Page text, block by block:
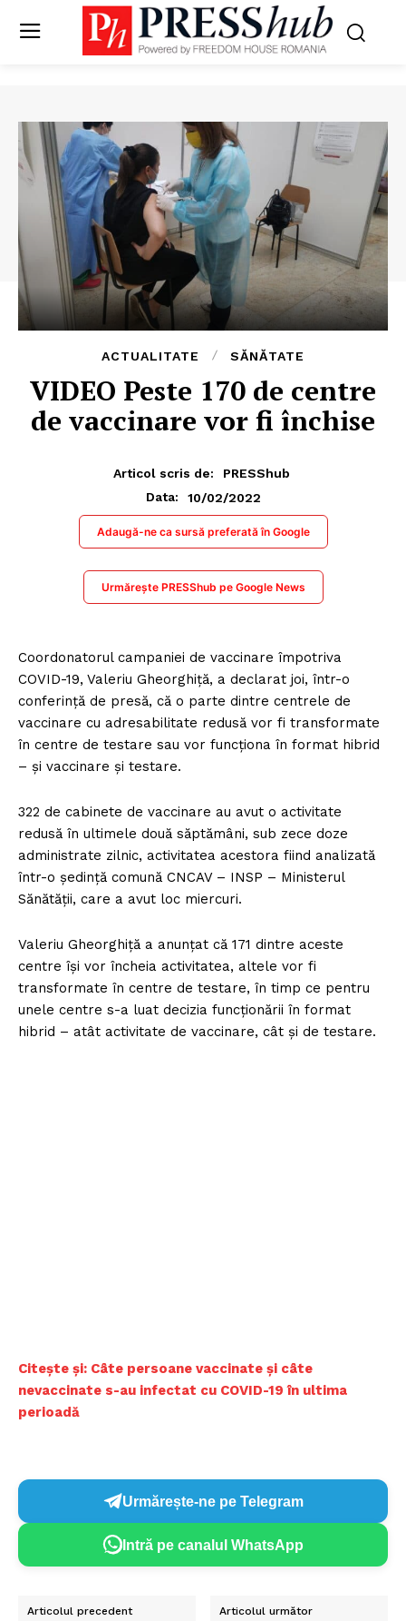
ACTUALITATE SĂNĂTATE
VIDEO Peste 170 de centre
de vaccinare vor fi închise
Articol scris de:
PRESShub
Data:
10/02/2022
Adaugă-ne ca sursă preferată în Google
Urmărește PRESShub pe Google News
Coordonatorul campaniei de vaccinare împotriva
COVID-19, Valeriu Gheorghiță, a declarat joi, într-o
conferință de presă, că o parte dintre centrele de
vaccinare cu adresabilitate redusă vor fi transformate
în centre de testare sau vor funcționa în format hibrid
– și vaccinare și testare.
322 de cabinete de vaccinare au avut o activitate
redusă în ultimele două săptămâni, sub zece doze
administrate zilnic, activitatea acestora fiind analizată
într-o ședință comună CNCAV – INSP – Ministerul
Sănătății, care a avut loc miercuri.
Valeriu Gheorghiță a anunțat că 171 dintre aceste
centre își vor încheia activitatea, altele vor fi
transformate în centre de testare, în timp ce pentru
unele centre s-a luat decizia funcționării în format
hibrid – atât activitate de vaccinare, cât și de testare.
Citește și: Câte persoane vaccinate și câte
nevaccinate s-au infectat cu COVID-19 în ultima
perioadă
Urmărește-ne pe Telegram
Intră pe canalul WhatsApp
Articolul precedent Articolul următor